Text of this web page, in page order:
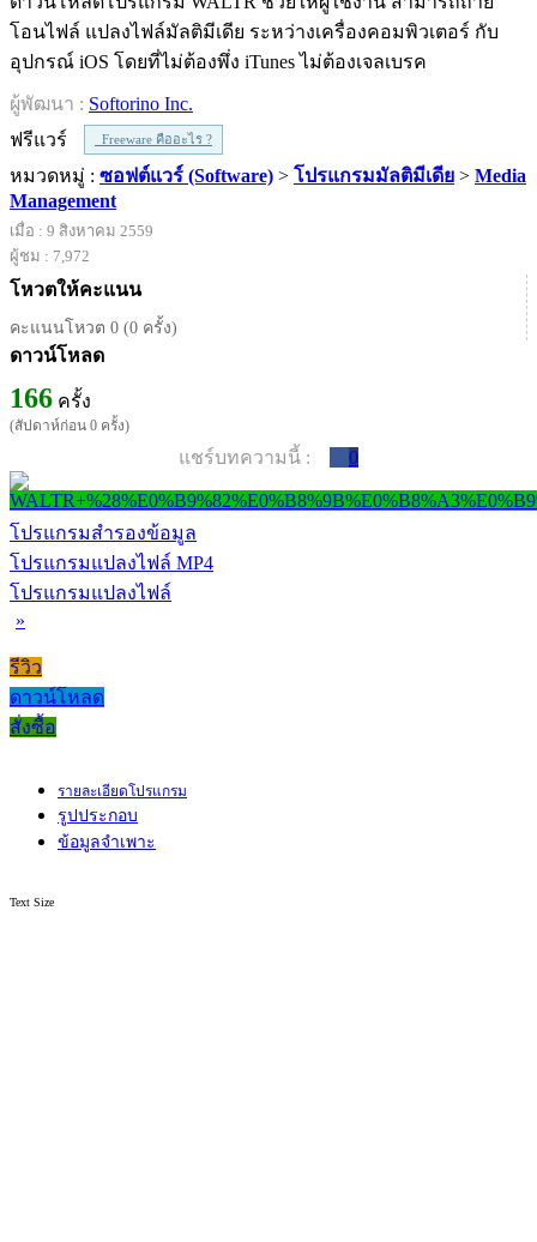
โอนไฟล์ แปลงไฟล์มัลติมีเดีย ระหว่างเครื่องคอมพิวเตอร์ กับ
อุปกรณ์ iOS โดยที่ไม่ต้องพึ่ง iTunes ไม่ต้องเจลเบรค
ผู้พัฒนา : Softorino Inc.
ฟรีแวร์
Freeware คืออะไร ?
หมวดหมู่ : ซอฟต์แวร์ (Software) > โปรแกรมมัลติมีเดีย > Media
Management
เมื่อ : 9 สิงหาคม 2559
ผู้ชม : 7,972
โหวตให้คะแนน
คะแนนโหวต 0 (0 ครั้ง)
ดาวน์โหลด
166 ครั้ง
(สัปดาห์ก่อน 0 ครั้ง)
แชร์บทความนี้ : 0
โปรแกรมสำรองข้อมูล
โปรแกรมแปลงไฟล์ MP4
โปรแกรมแปลงไฟล์
»
รีวิว
ดาวน์โหลด
สั่งซื้อ
รายละเอียดโปรแกรม
รูปประกอบ
ข้อมูลจำเพาะ
Text Size